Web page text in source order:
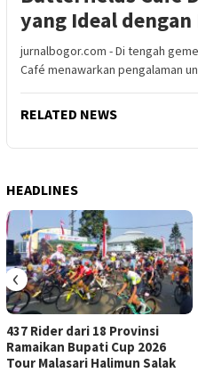
yang Ideal dengan
jurnalbogor.com - Di tengah
Café menawarkan pengalaman
RELATED NEWS
HEADLINES
437 Rider dari 18 Provinsi
Ramaikan Bupati Cup 2026
Tour Malasari Halimun Salak
‹